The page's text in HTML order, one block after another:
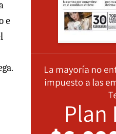
e
La mayoría no
impuesto a las
Plan